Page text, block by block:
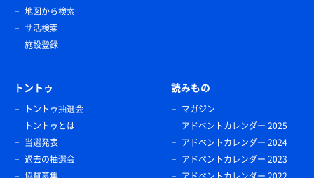
地図から検索
サ活検索
施設登録
トントゥ
トントゥ抽選会
トントゥとは
当選発表
過去の抽選会
読みもの
マガジン
アドベントカレンダー 2025
アドベントカレンダー 2024
アドベントカレンダー 2023